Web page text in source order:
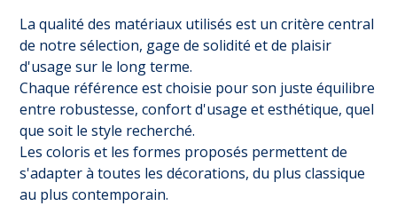
La qualité des matériaux utilisés est un critère central
de notre sélection, gage de solidité et de plaisir
d'usage sur le long terme.
Chaque référence est choisie pour son juste équilibre
entre robustesse, confort d'usage et esthétique, quel
que soit le style recherché.
Les coloris et les formes proposés permettent de
s'adapter à toutes les décorations, du plus classique
au plus contemporain.